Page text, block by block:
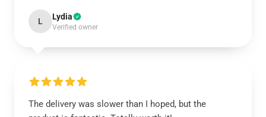
L Lydia
Verified owner
The delivery was slower than I hoped, but the